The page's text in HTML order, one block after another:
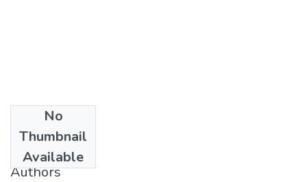
No
Thumbnail
Available
1996
Authors